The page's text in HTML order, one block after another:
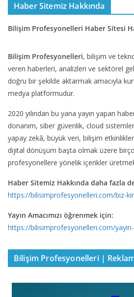
Haber Sitemiz Hakkında
Bilişim Profesyonelleri Haber Sitesi
Bilişim Profesyonelleri, bilişim ve
veren haberleri, analizleri ve sektörel
doğru bir şekilde aktarmak amacıyla
medya platformudur.
2020 yılından bu yana yayın yapan
donanım, siber güvenlik, cloud
yapay zekâ, büyük veri, bilişim
dijital dönüşüm başta olmak üzere
profesyonellere yönelik içerikler
Haber Sitemiz Hakkında daha fazla
https://bilisimprofesyonelleri.com/biz-
Yayın Amacımızı öğrenmek için:
https://bilisimprofesyonelleri.com/
Bilişim Profesyonelleri |